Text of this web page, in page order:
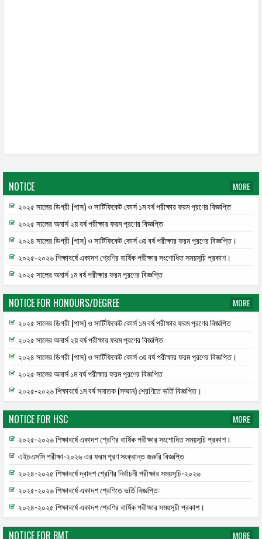
NOTICE
MORE
২০২৫ সালের ডিগ্রী (পাস) ও সার্টিফিকেট কোর্স ১ম বর্ষ পরীক্ষার ফরম পূরণের বিজ্ঞপ্তি
২০২৫ সালের অনার্স ২য় বর্ষ পরীক্ষার ফরম পূরণের বিজ্ঞপ্তি
২০২৪ সালের ডিগ্রী (পাস) ও সার্টিফিকেট কোর্স ৩য় বর্ষ পরীক্ষার ফরম পূরণের বিজ্ঞপ্তি।
২০২৫-২০২৬ শিক্ষাবর্ষে একাদশ শ্রেণির বার্ষিক পরীক্ষার সংশোধিত সময়সূচি প্রকাশ।
২০২৫ সালের অনার্স ১ম বর্ষ পরীক্ষার ফরম পূরণের বিজ্ঞপ্তি
NOTICE FOR HONOURS/DEGREE
MORE
২০২৫ সালের ডিগ্রী (পাস) ও সার্টিফিকেট কোর্স ১ম বর্ষ পরীক্ষার ফরম পূরণের বিজ্ঞপ্তি
২০২৫ সালের অনার্স ২য় বর্ষ পরীক্ষার ফরম পূরণের বিজ্ঞপ্তি
২০২৪ সালের ডিগ্রী (পাস) ও সার্টিফিকেট কোর্স ৩য় বর্ষ পরীক্ষার ফরম পূরণের বিজ্ঞপ্তি।
২০২৫ সালের অনার্স ১ম বর্ষ পরীক্ষার ফরম পূরণের বিজ্ঞপ্তি
২০২৫-২০২৬ শিক্ষাবর্ষে ১ম বর্ষ স্নাতক (সম্মান) শ্রেণিতে ভর্তি বিজ্ঞপ্তি।
NOTICE FOR HSC
MORE
২০২৫-২০২৬ শিক্ষাবর্ষে একাদশ শ্রেণির বার্ষিক পরীক্ষার সংশোধিত সময়সূচি প্রকাশ।
এইচএসসি পরীক্ষা-২০২৬ এর ফরম পূরণ সংক্রান্ত জরুরি বিজ্ঞপ্তি
২০২৪-২০২৫ শিক্ষাবর্ষে দ্বাদশ শ্রেণির নির্বাচনী পরীক্ষার সময়সূচি-২০২৬
২০২৫-২০২৬ শিক্ষাবর্ষে একাদশ শ্রেণিতে ভর্তি বিজ্ঞপ্তি:
২০২৪-২০২৫ শিক্ষাবর্ষে একাদশ শ্রেণির বার্ষিক পরীক্ষার সময়সূচী প্রকাশ।
NOTICE FOR BMT
MORE